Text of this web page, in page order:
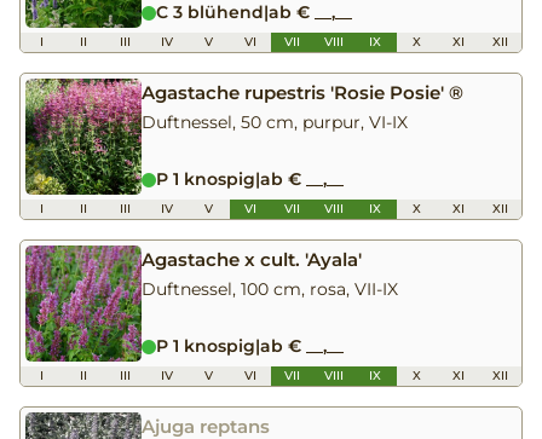
C 3 blühend|ab € __,__
I II III IV V VI VII VIII IX X XI XII
Agastache rupestris 'Rosie Posie' ®
Duftnessel, 50 cm, purpur, VI-IX
P 1 knospig|ab € __,__
I II III IV V VI VII VIII IX X XI XII
Agastache x cult. 'Ayala'
Duftnessel, 100 cm, rosa, VII-IX
P 1 knospig|ab € __,__
I II III IV V VI VII VIII IX X XI XII
Ajuga reptans